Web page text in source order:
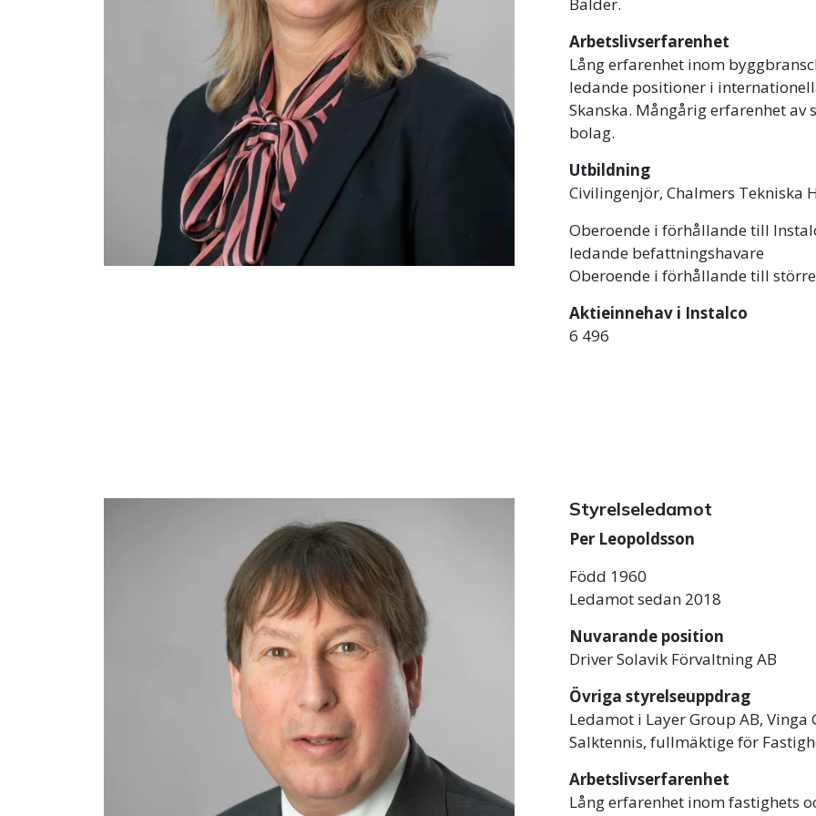
Arbetslivserfarenhet
Lång erfarenhet inom
ledande positioner i
Skanska. Mångårig erfarenhet av
bolag.
Utbildning
Civilingenjör, Chalmers Tekniska
Oberoende i förhållande till
ledande befattningshavare
Oberoende i förhållande till
Aktieinnehav i Instalco
6 496
Styrelseledamot
Per Leopoldsson
Född 1960
Ledamot sedan 2018
Nuvarande position
Driver Solavik Förvaltning AB
Övriga styrelseuppdrag
Ledamot i Layer Group AB,
Salktennis, fullmäktige för
Arbetslivserfarenhet
Lång erfarenhet inom fastighets